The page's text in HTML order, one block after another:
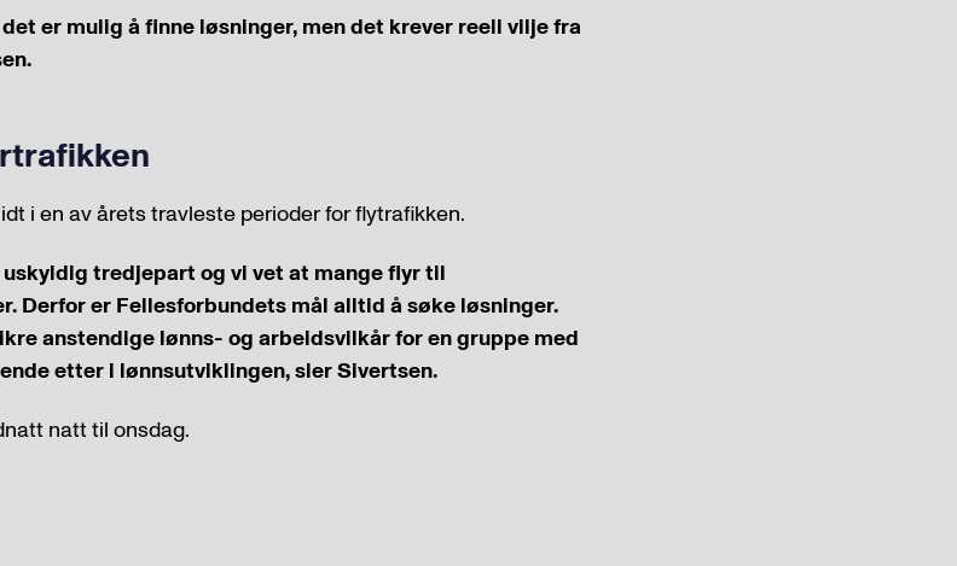
er mulig å finne løsninger, men det krever reell vilje fra
i en av årets travleste perioder for flytrafikken.
tredjepart og vi vet at mange flyr til
Derfor er Fellesforbundets mål alltid å søke løsninger.
anstendige lønns- og arbeidsvilkår for en gruppe med
etter i lønnsutviklingen, sier Sivertsen.
natt til onsdag.